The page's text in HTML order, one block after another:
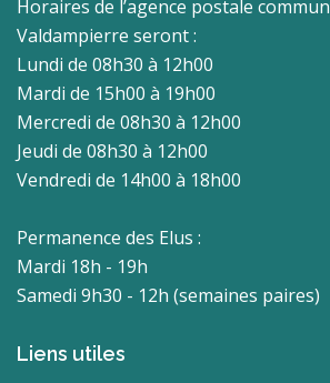
Horaires de l’agence postale
Valdampierre seront :
Lundi de 08h30 à 12h00
Mardi de 15h00 à 19h00
Mercredi de 08h30 à 12h00
Jeudi de 08h30 à 12h00
Vendredi de 14h00 à 18h00
Permanence des Elus :
Mardi 18h - 19h
Samedi 9h30 - 12h (semaines paires)
Liens utiles